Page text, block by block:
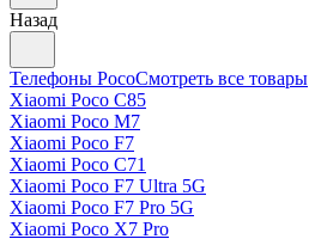
Назад
Телефоны PocoСмотреть все товары
Xiaomi Poco C85
Xiaomi Poco M7
Xiaomi Poco F7
Xiaomi Poco C71
Xiaomi Poco F7 Ultra 5G
Xiaomi Poco F7 Pro 5G
Xiaomi Poco X7 Pro